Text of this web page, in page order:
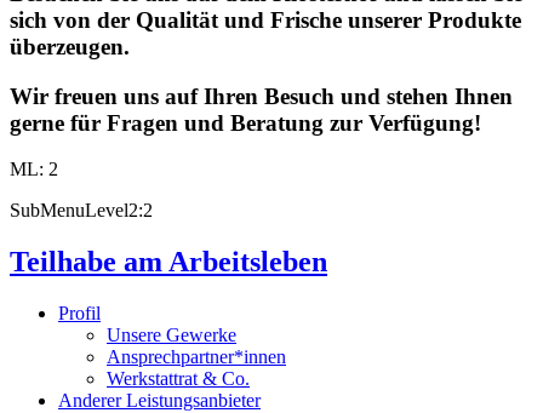
sich von der Qualität und Frische unserer Produkte
überzeugen.
Wir freuen uns auf Ihren Besuch und stehen Ihnen
gerne für Fragen und Beratung zur Verfügung!
ML: 2
SubMenuLevel2:2
Teilhabe am Arbeitsleben
Profil
Unsere Gewerke
Ansprechpartner*innen
Werkstattrat & Co.
Anderer Leistungsanbieter